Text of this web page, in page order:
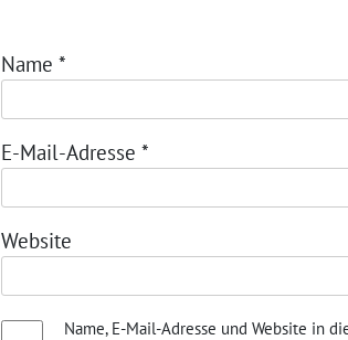
Name *
E-Mail-Adresse *
Website
Name, E-Mail-Adresse und Website in